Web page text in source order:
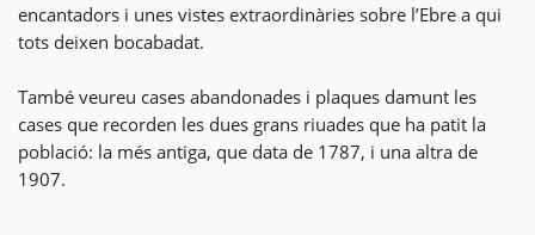
encantadors i unes vistes extraordinàries sobre l’Ebre a qui
tots deixen bocabadat.
També veureu cases abandonades i plaques damunt les
cases que recorden les dues grans riuades que ha patit la
població: la més antiga, que data de 1787, i una altra de
1907.